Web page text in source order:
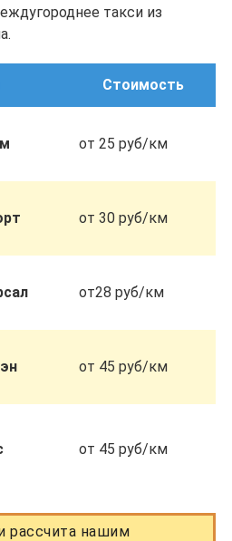
такси из
Стоимость
от 25 руб/км
от 30 руб/км
от28 руб/км
от 45 руб/км
от 45 руб/км
рассчита нашим